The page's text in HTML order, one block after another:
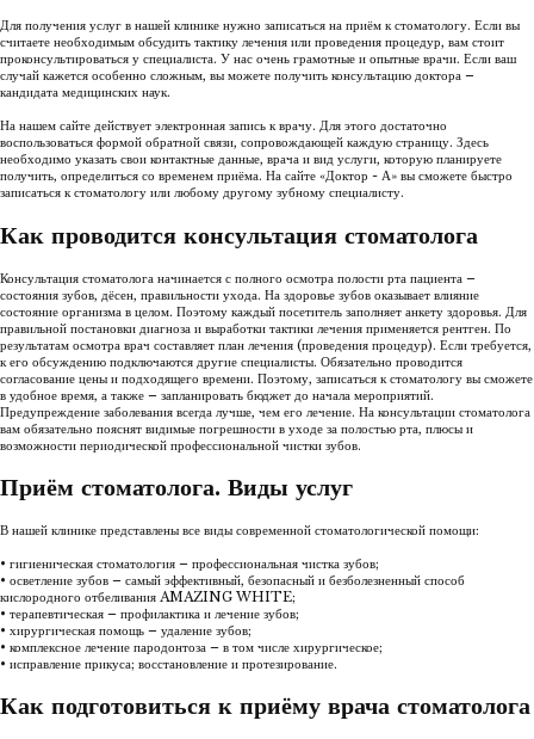
Для получения услуг в нашей клинике нужно записаться на приём к стоматологу. Если вы
считаете необходимым обсудить тактику лечения или проведения процедур, вам стоит
проконсультироваться у специалиста. У нас очень грамотные и опытные врачи. Если ваш
случай кажется особенно сложным, вы можете получить консультацию доктора –
кандидата медицинских наук.
На нашем сайте действует электронная запись к врачу. Для этого достаточно
воспользоваться формой обратной связи, сопровождающей каждую страницу. Здесь
необходимо указать свои контактные данные, врача и вид услуги, которую планируете
получить, определиться со временем приёма. На сайте «Доктор - А» вы сможете быстро
записаться к стоматологу или любому другому зубному специалисту.
Как проводится консультация стоматолога
Консультация стоматолога начинается с полного осмотра полости рта пациента –
состояния зубов, дёсен, правильности ухода. На здоровье зубов оказывает влияние
состояние организма в целом. Поэтому каждый посетитель заполняет анкету здоровья. Для
правильной постановки диагноза и выработки тактики лечения применяется рентген. По
результатам осмотра врач составляет план лечения (проведения процедур). Если требуется,
к его обсуждению подключаются другие специалисты. Обязательно проводится
согласование цены и подходящего времени. Поэтому, записаться к стоматологу вы сможете
в удобное время, а также – запланировать бюджет до начала мероприятий.
Предупреждение заболевания всегда лучше, чем его лечение. На консультации стоматолога
вам обязательно пояснят видимые погрешности в уходе за полостью рта, плюсы и
возможности периодической профессиональной чистки зубов.
Приём стоматолога. Виды услуг
В нашей клинике представлены все виды современной стоматологической помощи:
• гигиеническая стоматология – профессиональная чистка зубов;
• осветление зубов – самый эффективный, безопасный и безболезненный способ
кислородного отбеливания AMAZING WHITE;
• терапевтическая – профилактика и лечение зубов;
• хирургическая помощь – удаление зубов;
• комплексное лечение пародонтоза – в том числе хирургическое;
• исправление прикуса; восстановление и протезирование.
Как подготовиться к приёму врача стоматолога